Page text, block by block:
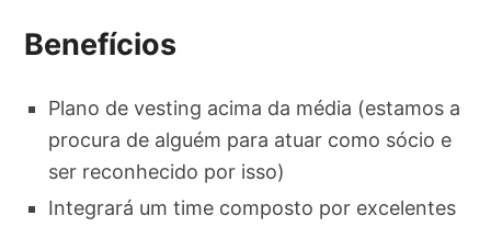
Benefícios
Plano de vesting acima da média (estamos a
procura de alguém para atuar como sócio e
ser reconhecido por isso)
Integrará um time composto por excelentes